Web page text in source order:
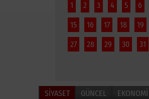
SİYASET GÜNCEL EKONOMİ
1 2 3 4 5 6
15 16 17 18 19
27 28 29 30 31